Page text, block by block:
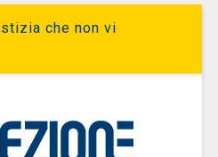
che non vi